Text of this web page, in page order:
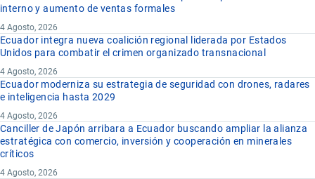
interno y aumento de ventas formales
4 Agosto, 2026
Ecuador integra nueva coalición regional liderada por Estados
Unidos para combatir el crimen organizado transnacional
4 Agosto, 2026
Ecuador moderniza su estrategia de seguridad con drones, radares
e inteligencia hasta 2029
4 Agosto, 2026
Canciller de Japón arribara a Ecuador buscando ampliar la alianza
estratégica con comercio, inversión y cooperación en minerales
críticos
4 Agosto, 2026